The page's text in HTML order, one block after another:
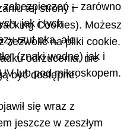
– zarówno
jak i tych
rzut oka, ale
(znaki wodne) jak i
lub pod mikroskopem.
się wraz z
jeszcze w zeszłym
tej strony i
Cookies). Możesz
zezwolić na pliki cookie.
odrzucenia, nie
być dostępne.